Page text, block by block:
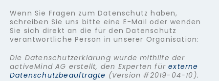
Wenn Sie Fragen zum Datenschutz haben,
schreiben Sie uns bitte eine E-Mail oder wenden
Sie sich direkt an die für den Datenschutz
verantwortliche Person in unserer Organisation:
Die Datenschutzerklärung wurde mithilfe der
activeMind AG erstellt, den Experten fürexterne
Datenschutzbeauftragte (Version #2019-04-10).